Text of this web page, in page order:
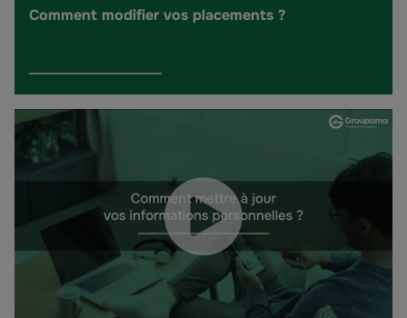
Comment modifier vos placements ?